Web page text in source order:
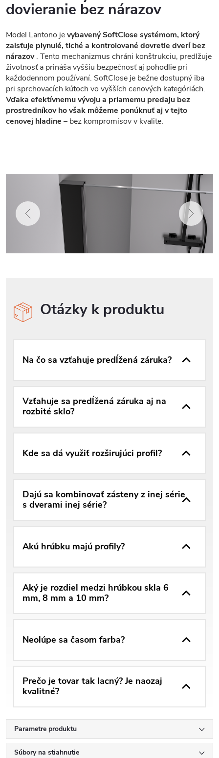
dovieranie bez nárazov
Model Lantono jevybavený SoftClose systémom, ktorý
zaisťuje plynulé, tiché a kontrolované dovretie dverí bez
nárazov. Tento mechanizmus chráni konštrukciu, predlžuje
životnosť a prináša vyššiu bezpečnosť aj pohodlie pri
každodennom používaní. SoftClose je bežne dostupný iba
pri sprchovacích kútoch vo vyšších cenových kategóriách.
Vďaka efektívnemu vývoju a priamemu predaju bez
prostredníkov ho však môžeme ponúknuť aj v tejto
cenovej hladine – bez kompromisov v kvalite.
Otázky k produktu
Na čo sa vzťahuje predĺžená záruka?
Vzťahuje sa predĺžená záruka aj na
rozbité sklo?
Kde sa dá využiť rozširujúci profil?
Dajú sa kombinovať zásteny z inej série
s dverami inej série?
Akú hrúbku majú profily?
Aký je rozdiel medzi hrúbkou skla 6
mm, 8 mm a 10 mm?
Neolúpe sa časom farba?
Prečo je tovar tak lacný? Je naozaj
kvalitné?
Parametre produktu
Súbory na stiahnutie